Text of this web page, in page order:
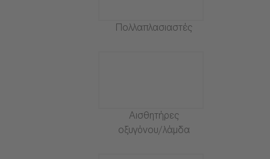
Πολλαπλασιαστές
Αισθητήρες
οξυγόνου/λάμδα